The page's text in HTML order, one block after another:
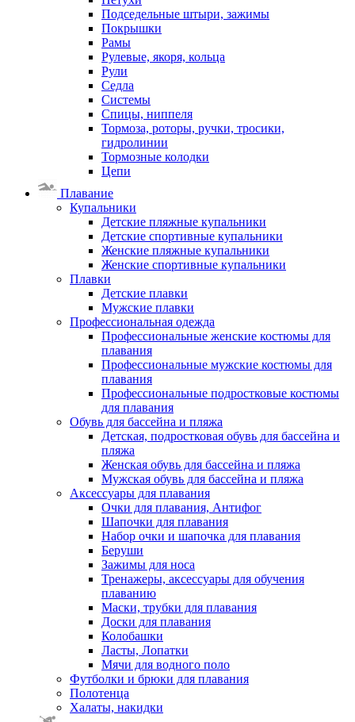
Подседельные штыри, зажимы
Покрышки
Рамы
Рулевые, якоря, кольца
Рули
Седла
Системы
Спицы, ниппеля
Тормоза, роторы, ручки, тросики,
гидролинии
Тормозные колодки
Цепи
Плавание
Купальники
Детские пляжные купальники
Детские спортивные купальники
Женские пляжные купальники
Женские спортивные купальники
Плавки
Детские плавки
Мужские плавки
Профессиональная одежда
Профессиональные женские костюмы для
плавания
Профессиональные мужские костюмы для
плавания
Профессиональные подростковые костюмы
для плавания
Обувь для бассейна и пляжа
Детская, подростковая обувь для бассейна и
пляжа
Женская обувь для бассейна и пляжа
Мужская обувь для бассейна и пляжа
Аксессуары для плавания
Очки для плавания, Антифог
Шапочки для плавания
Набор очки и шапочка для плавания
Беруши
Зажимы для носа
Тренажеры, аксессуары для обучения
плаванию
Маски, трубки для плавания
Доски для плавания
Колобашки
Ласты, Лопатки
Мячи для водного поло
Футболки и брюки для плавания
Полотенца
Халаты, накидки